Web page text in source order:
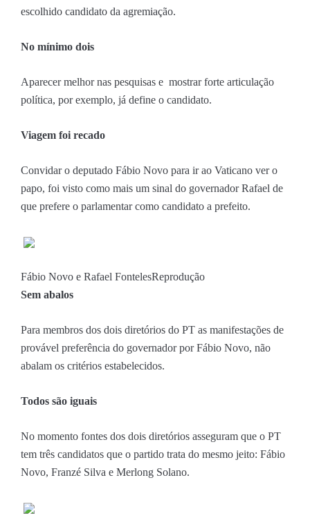
escolhido candidato da agremiação.
No mínimo dois
Aparecer melhor nas pesquisas e mostrar forte articulação
política, por exemplo, já define o candidato.
Viagem foi recado
Convidar o deputado Fábio Novo para ir ao Vaticano ver o
papo, foi visto como mais um sinal do governador Rafael de
que prefere o parlamentar como candidato a prefeito.
Fábio Novo e Rafael FontelesReprodução
Sem abalos
Para membros dos dois diretórios do PT as manifestações de
provável preferência do governador por Fábio Novo, não
abalam os critérios estabelecidos.
Todos são iguais
No momento fontes dos dois diretórios asseguram que o PT
tem três candidatos que o partido trata do mesmo jeito: Fábio
Novo, Franzé Silva e Merlong Solano.